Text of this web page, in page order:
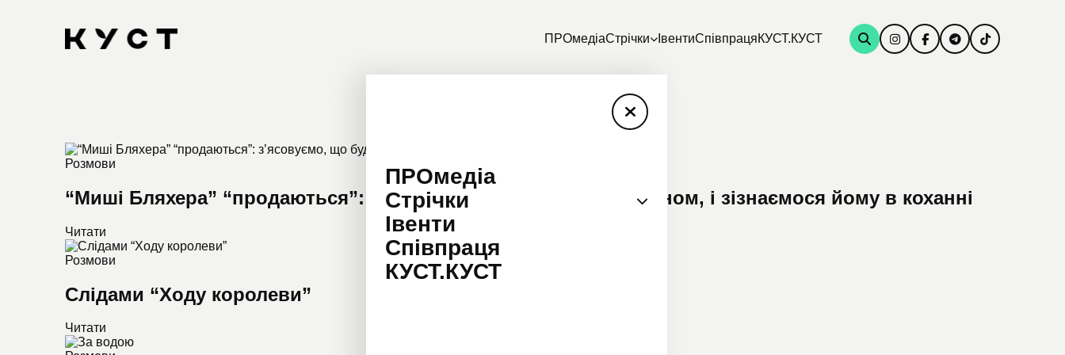
ПРОмедіаСтрічки ІвентиСпівпрацяКУСТ.КУСТ
ПРОмедіа
Стрічки
Івенти
Співпраця
КУСТ.КУСТ
Розмови
“Миші Бляхера” “продаються”: з’ясовуємо, що буде з рестораном, і зізнаємося йому в коханні
Читати
Розмови
Слідами “Ходу королеви”
Читати